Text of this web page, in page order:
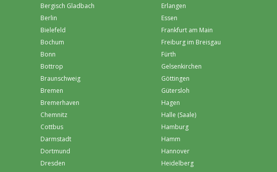
Bergisch Gladbach
Berlin
Bielefeld
Bochum
Bonn
Bottrop
Braunschweig
Bremen
Bremer­haven
Chemnitz
Cottbus
Darmstadt
Dortmund
Dresden
Erlangen
Essen
Frankfurt am Main
Freiburg im Breisgau
Fürth
Gelsenkirchen
Göttingen
Gütersloh
Hagen
Halle (Saale)
Hamburg
Hamm
Hannover
Heidelberg